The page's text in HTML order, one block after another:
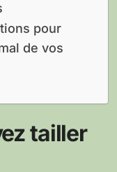
pour
de vos
tailler